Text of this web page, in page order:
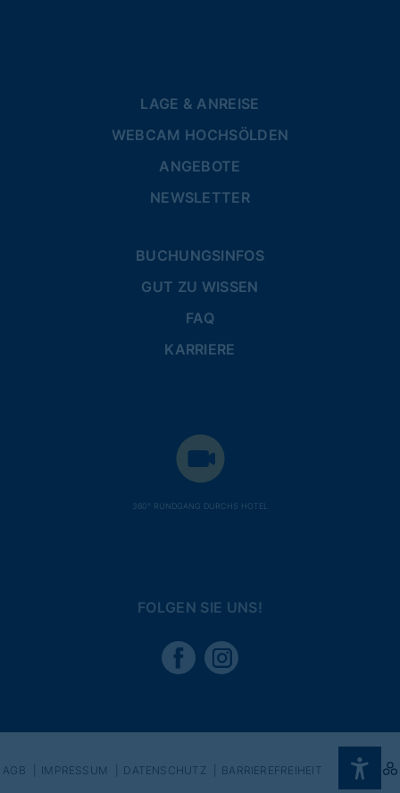
LAGE & ANREISE
WEBCAM HOCHSÖLDEN
ANGEBOTE
NEWSLETTER
BUCHUNGSINFOS
GUT ZU WISSEN
FAQ
KARRIERE
360° RUNDGANG DURCHS HOTEL
FOLGEN SIE UNS!
AGB IMPRESSUM DATENSCHUTZ BARRIEREFREIHEIT